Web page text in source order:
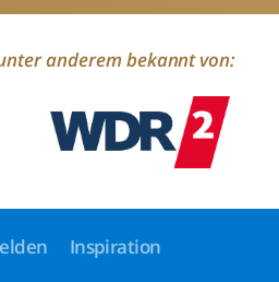
anderem bekannt von:
Inspiration